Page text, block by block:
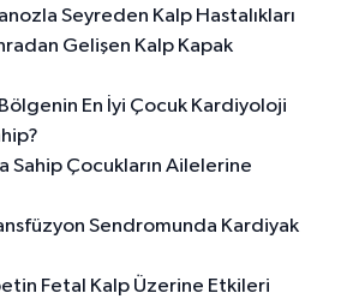
Seyreden Kalp Hastalıkları
Gelişen Kalp Kapak
En İyi Çocuk Kardiyoloji
Sahip Çocukların Ailelerine
Sendromunda Kardiyak
Fetal Kalp Üzerine Etkileri